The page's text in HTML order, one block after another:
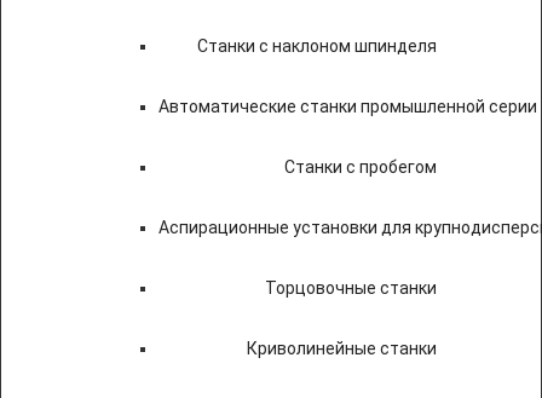
Станки с наклоном шпинделя
Автоматические станки промышленной серии
Станки с пробегом
Аспирационные установки для
Торцовочные станки
Криволинейные станки